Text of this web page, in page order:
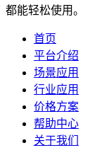
都能轻松使用。
首页
平台介绍
场景应用
行业应用
价格方案
帮助中心
关于我们